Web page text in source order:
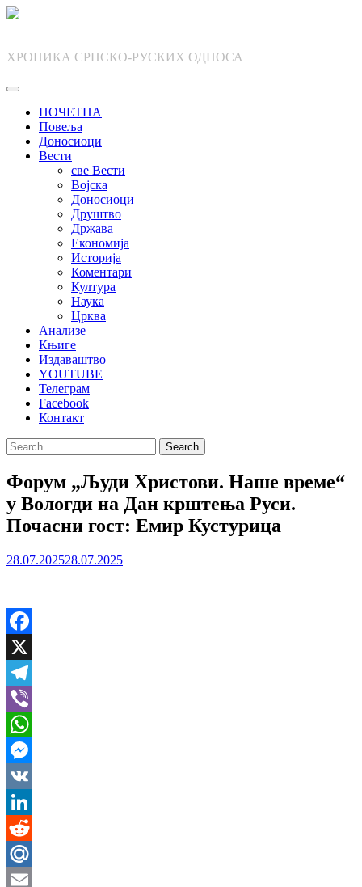
Skip
ХРОНИКА СРПСКО-РУСКИХ ОДНОСА
ПОЧЕТНА
Повеља
Доносиоци
Вести
све Вести
Војска
Доносиоци
Друштво
Држава
Економија
Историја
Коментари
Култура
Наука
Црква
Анализе
Књиге
Издаваштво
YOUTUBE
Телеграм
Facebook
Контакт
Search
for:
Форум „Људи Христови. Наше време“
у Вологди на Дан крштења Руси.
Почасни гост: Емир Кустурица
28.07.202528.07.2025
Facebook
X
Telegram
Viber
WhatsApp
Messenger
VK
LinkedIn
Reddit
Mail.Ru